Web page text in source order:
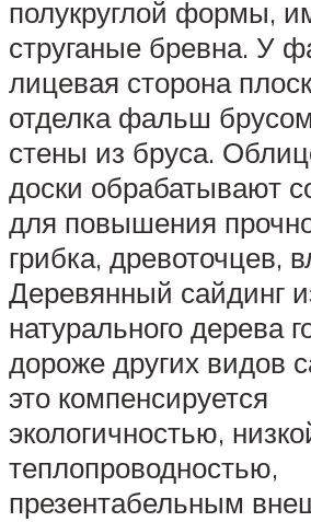
полукруглой формы,
струганые бревна. У
лицевая сторона
отделка фальш
стены из бруса.
доски обрабатывают
для повышения
грибка, древоточцев,
Деревянный сайдинг
натурального дерева
дороже других видов
это компенсируется
экологичностью,
теплопроводностью,
презентабельным